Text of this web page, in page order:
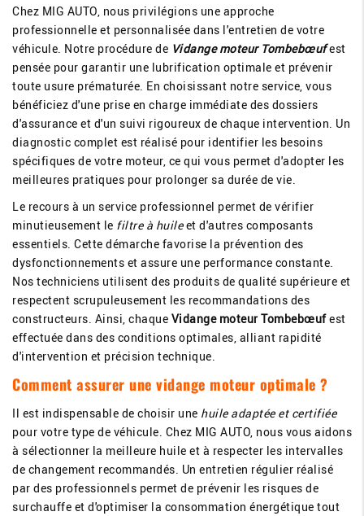
Chez MIG AUTO, nous privilégions une approche
professionnelle et personnalisée dans l'entretien de votre
véhicule. Notre procédure de Vidange moteur Tombebœufest
pensée pour garantir une lubrification optimale et prévenir
toute usure prématurée. En choisissant notre service, vous
bénéficiez d'une prise en charge immédiate des dossiers
d'assurance et d'un suivi rigoureux de chaque intervention. Un
diagnostic complet est réalisé pour identifier les besoins
spécifiques de votre moteur, ce qui vous permet d'adopter les
meilleures pratiques pour prolonger sa durée de vie.
Le recours à un service professionnel permet de vérifier
minutieusement le filtre à huileet d'autres composants
essentiels. Cette démarche favorise la prévention des
dysfonctionnements et assure une performance constante.
Nos techniciens utilisent des produits de qualité supérieure et
respectent scrupuleusement les recommandations des
constructeurs. Ainsi, chaque Vidange moteur Tombebœufest
effectuée dans des conditions optimales, alliant rapidité
d'intervention et précision technique.
Comment assurer une vidange moteur optimale ?
Il est indispensable de choisir une huile adaptée et certifiée
pour votre type de véhicule. Chez MIG AUTO, nous vous aidons
à sélectionner la meilleure huile et à respecter les intervalles
de changement recommandés. Un entretien régulier réalisé
par des professionnels permet de prévenir les risques de
surchauffe et d'optimiser la consommation énergétique tout